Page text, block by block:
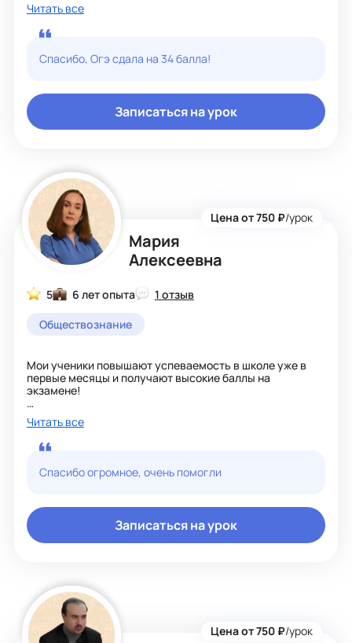
Читать все
Спасибо, Огэ сдала на 34 балла!
Записаться на урок
Мария
Алексеевна
Цена от 750 ₽/урок
5 6 лет опыта
1 отзыв
Обществознание
Мои ученики повышают успеваемость в школе уже в
первые месяцы и получают высокие баллы на
экзамене!
Использую в работе личностно-ориентированный
подход. Это в полной мере позволяет ученику
раскрыться и узнать, на что он способен. Чтобы было
еще интересней я использую онлайн доски, разные
интерактивные платформы, где играя, можно повторить
уже изученный материал и узнать что-то новое. Создаю
образом, показываю, что учиться можно с пользой и
интересно.
Читать все
Спасибо огромное, очень помогли
Записаться на урок
Цена от 750 ₽/урок